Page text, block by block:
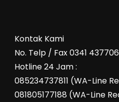
Kontak Kami
No. Telp / Fax 0341
Hotline 24 Jam :
085234737811 (WA-Line
081805177188 (WA-Line